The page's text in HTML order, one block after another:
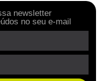
newsletter
no seu e-mail